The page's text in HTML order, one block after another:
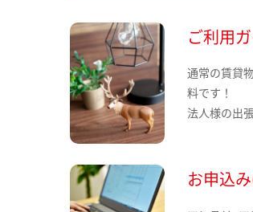
ご利用
通常の賃貸
料です！
法人様の出
お申込